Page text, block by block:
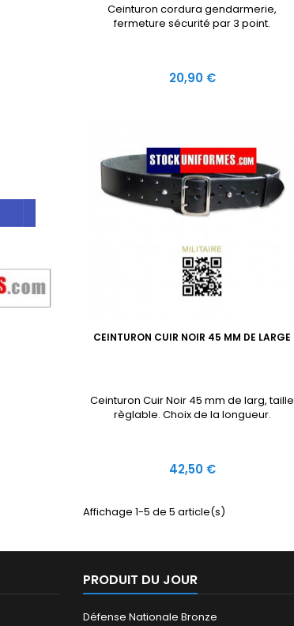
Ceinturon cordura gendarmerie,
fermeture sécurité par 3 point.
Prix
20,90 €
CEINTURON CUIR NOIR 45 MM DE LARGE
Ceinturon Cuir Noir 45 mm de larg, taille
règlable. Choix de la longueur.
Prix
42,50 €
Affichage 1-5 de 5 article(s)
PRODUIT DU JOUR
Défense Nationale Bronze